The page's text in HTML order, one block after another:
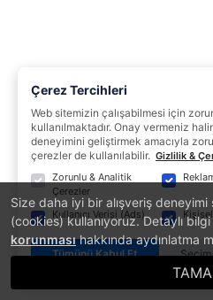
Size daha iyi bir alışveriş
(cookies) kullanıyoruz. Detaylı
korunmasıhakkında aydınlatma
Çerez Tercihleri
Web sitemizin çalışabilmesi için
kullanılmaktadır. Onay vermeniz
deneyimini geliştirmek amacıyla
çerezler de kullanılabilir. Gizlilik &
Zorunlu & Analitik
Çerezler
Kullanıcı Verisi (Ads)
Tümünü Kabul Et